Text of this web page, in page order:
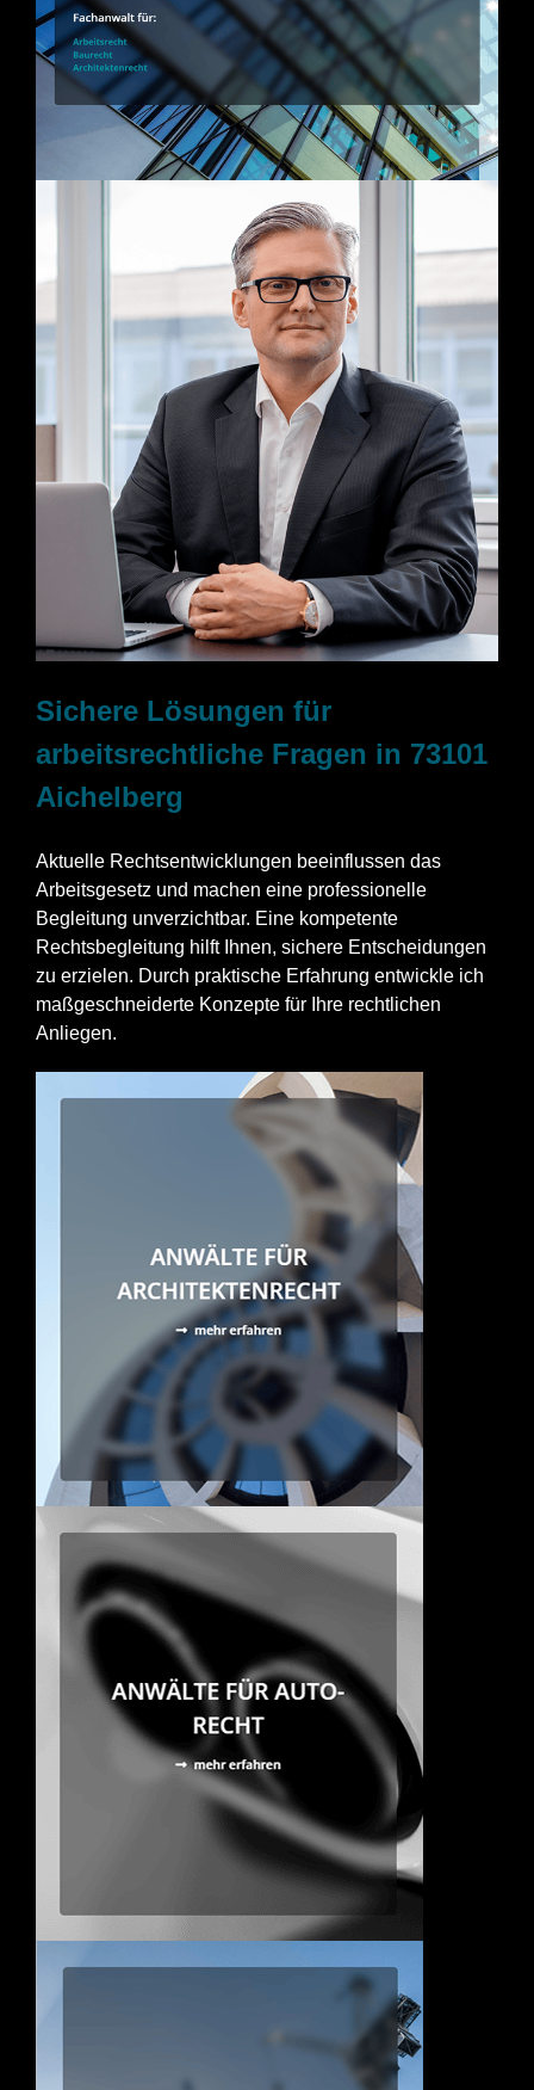
Sichere Lösungen für
arbeitsrechtliche Fragen in 73101
Aichelberg
Aktuelle Rechtsentwicklungen beeinflussen das
Arbeitsgesetz und machen eine professionelle
Begleitung unverzichtbar. Eine kompetente
Rechtsbegleitung hilft Ihnen, sichere Entscheidungen
zu erzielen. Durch praktische Erfahrung entwickle ich
maßgeschneiderte Konzepte für Ihre rechtlichen
Anliegen.